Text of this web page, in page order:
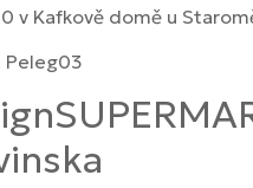
v Kafkově domě u